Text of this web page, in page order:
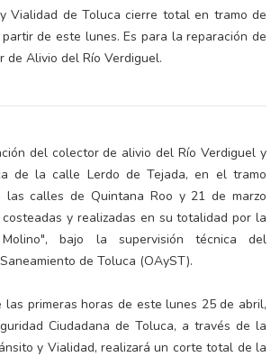
Vialidad de Toluca cierre total en tramo de
de este lunes. Es para la reparación de
de Alivio del Río Verdiguel.
del colector de alivio del Río Verdiguel y
de la calle Lerdo de Tejada, en el tramo
las calles de Quintana Roo y 21 de marzo
y realizadas en su totalidad por la
Molino", bajo la supervisión técnica del
de Toluca (OAyST).
las primeras horas de este lunes 25 de abril,
Ciudadana de Toluca, a través de la
y Vialidad, realizará un corte total de la